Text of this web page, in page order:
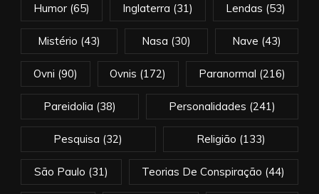
Humor(65) Inglaterra (31) Lendas (53)
Mistério (43) Nasa (30) Nave (43)
Ovni (90) Ovnis (172) Paranormal (216)
Pareidolia (38) Personalidades (241)
Pesquisa (32) Religião (133)
São Paulo (31) Teorias De Conspiração (44)